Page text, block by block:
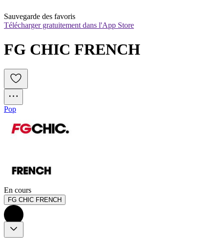
Sauvegarde des favoris
Télécharger gratuitement dans l'App Store
FG CHIC FRENCH
Pop
En cours
FG CHIC FRENCH